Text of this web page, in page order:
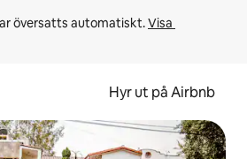
översatts automatiskt. Visa
Hyr ut på Airbnb